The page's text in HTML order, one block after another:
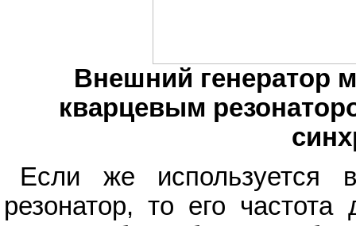
Внешний генератор
кварцевым
Если же используется
резонатор, то его